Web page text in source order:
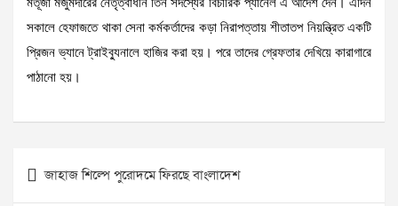
মর্তূজা মজুমদারের নেতৃত্বাধীন তিন সদস্যের বিচারিক প্যানেল এ আদেশ দেন। এদিন
সকালে হেফাজতে থাকা সেনা কর্মকর্তাদের কড়া নিরাপত্তায় শীতাতপ নিয়ন্ত্রিত একটি
প্রিজন ভ্যানে ট্রাইব্যুনালে হাজির করা হয়। পরে তাদের গ্রেফতার দেখিয়ে কারাগারে
পাঠানো হয়।
Post
navigation
জাহাজ শিল্পে পুরোদমে ফিরছে বাংলাদেশ